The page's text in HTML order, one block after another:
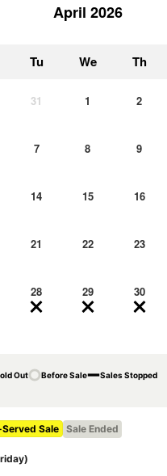
April 2026
Tu We Th
31 1 2
7 8 9
14 15 16
21 22 23
28 29 30
Out Before Sale Sales Stopped
Sale Sale Ended
)